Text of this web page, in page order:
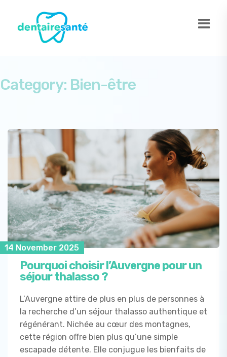
Category: Bien-être
14 November 2025
Pourquoi choisir l’Auvergne pour un
séjour thalasso ?
L’Auvergne attire de plus en plus de personnes à
la recherche d’un séjour thalasso authentique et
régénérant. Nichée au cœur des montagnes,
cette région offre bien plus qu’une simple
escapade détente. Elle conjugue les bienfaits de